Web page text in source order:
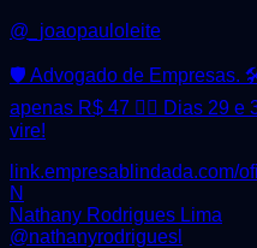
@ _joaopauloleite
🛡️ Advogado de Empresas.
apenas R$ 47 👇🏼 Dias 29
vire!
link.empresablindada.com/
N
Nathany Rodrigues Lima
@nathanyrodriguesl